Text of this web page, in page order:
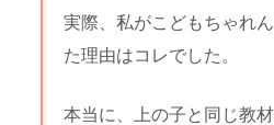
実際、私がこどもちゃれ
た理由はコレでした。
本当に、上の子と同じ教